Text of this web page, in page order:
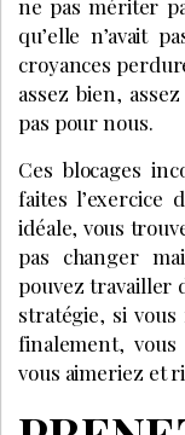
ne pas mériter
qu’elle n’avait
croyances
assez bien,
pas pour nous.
Ces blocages
faites l’exercice
idéale, vous
pas changer
pouvez travailler
stratégie, si
finalement,
vous aimeriez et